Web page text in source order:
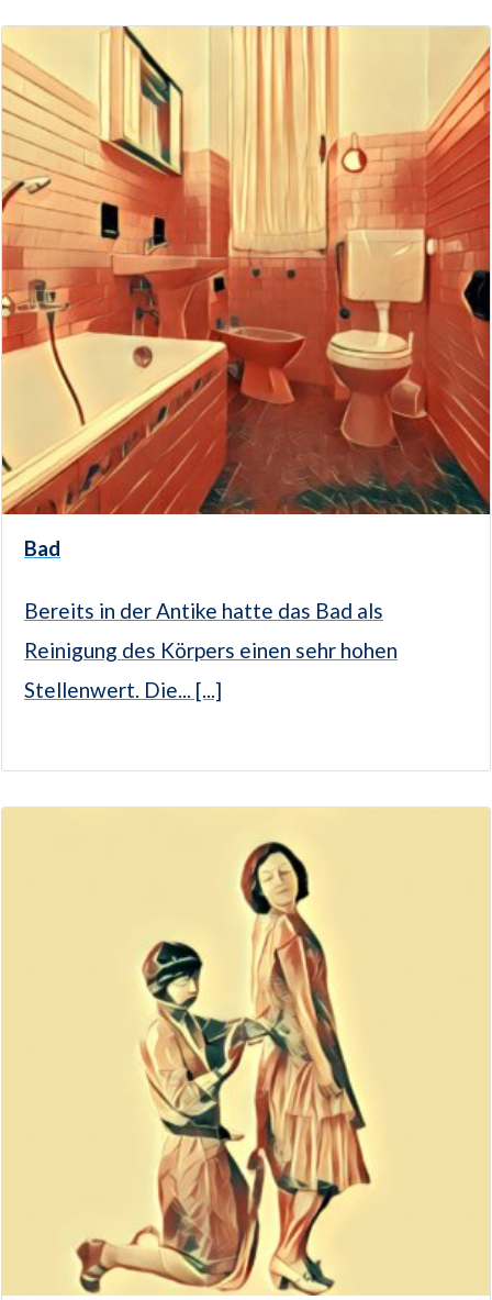
Bad
Bereits in der Antike hatte das Bad als
Reinigung des Körpers einen sehr hohen
Stellenwert. Die... [...]